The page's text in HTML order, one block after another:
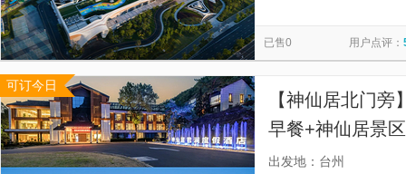
浏
览
信
息
智者塔院 东湖（台州府城）
龙瀑仙洞 楠溪江风景旅游区 岩头村 芙蓉古村
温岭方山景区 仙居·亚乐城·欢乐世界
已售0 用户点评：
可订今日
【神仙居北门
早餐+神仙居景
畅玩
出发地：台州